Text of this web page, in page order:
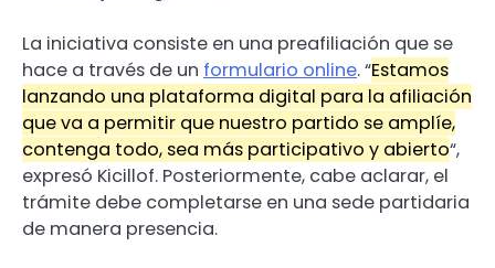
La iniciativa consiste en una preafiliación que se
hace a través de un formulario online. “Estamos
lanzando una plataforma digital para la afiliación
que va a permitir que nuestro partido se amplíe,
contenga todo, sea más participativo y abierto“,
expresó Kicillof. Posteriormente, cabe aclarar, el
trámite debe completarse en una sede partidaria
de manera presencia.